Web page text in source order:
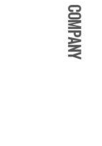
COMPANY